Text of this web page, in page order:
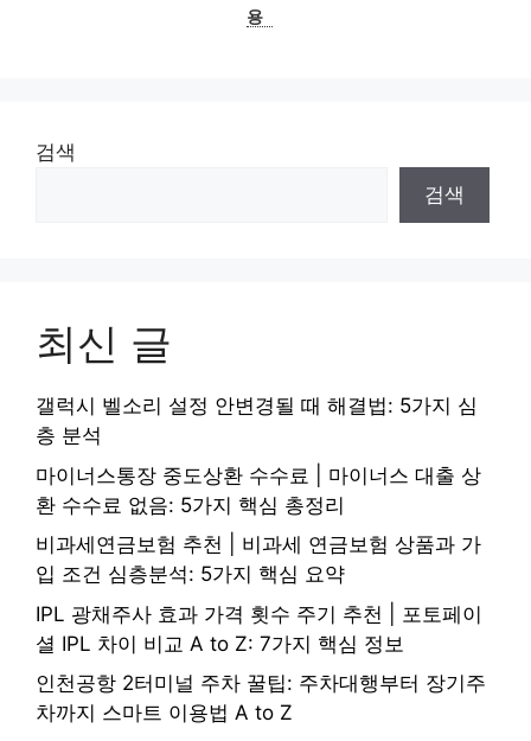
용
검색
검색
최신 글
갤럭시 벨소리 설정 안변경될 때 해결법: 5가지 심
층 분석
마이너스통장 중도상환 수수료 | 마이너스 대출 상
환 수수료 없음: 5가지 핵심 총정리
비과세연금보험 추천 | 비과세 연금보험 상품과 가
입 조건 심층분석: 5가지 핵심 요약
IPL 광채주사 효과 가격 횟수 주기 추천 | 포토페이
셜 IPL 차이 비교 A to Z: 7가지 핵심 정보
인천공항 2터미널 주차 꿀팁: 주차대행부터 장기주
차까지 스마트 이용법 A to Z